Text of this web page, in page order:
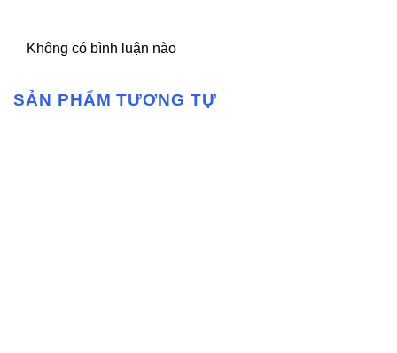
Không có bình luận nào
SẢN PHẨM TƯƠNG TỰ